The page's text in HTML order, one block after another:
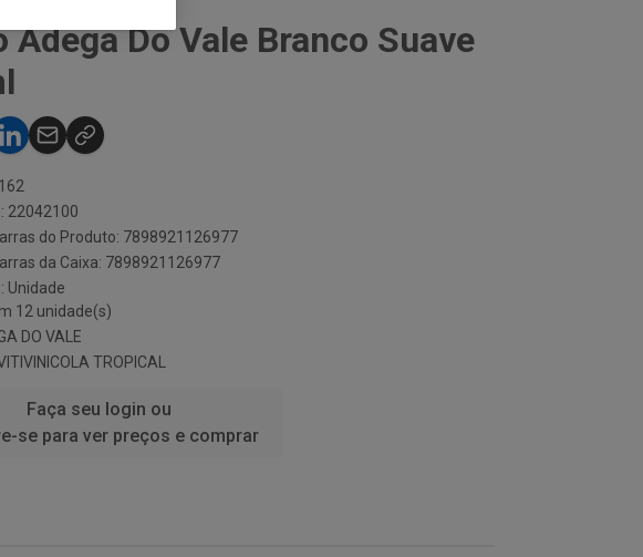
Adega Do Vale Branco Suave
22042100
do Produto: 7898921126977
da Caixa: 7898921126977
Unidade
12 unidade(s)
DO VALE
TROPICAL
Faça seu login ou
se para ver preços e comprar